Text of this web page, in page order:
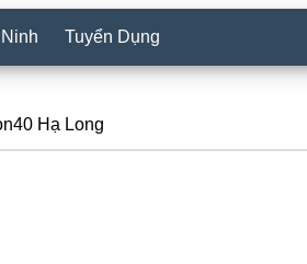
Tuyển Dụng
Hạ Long